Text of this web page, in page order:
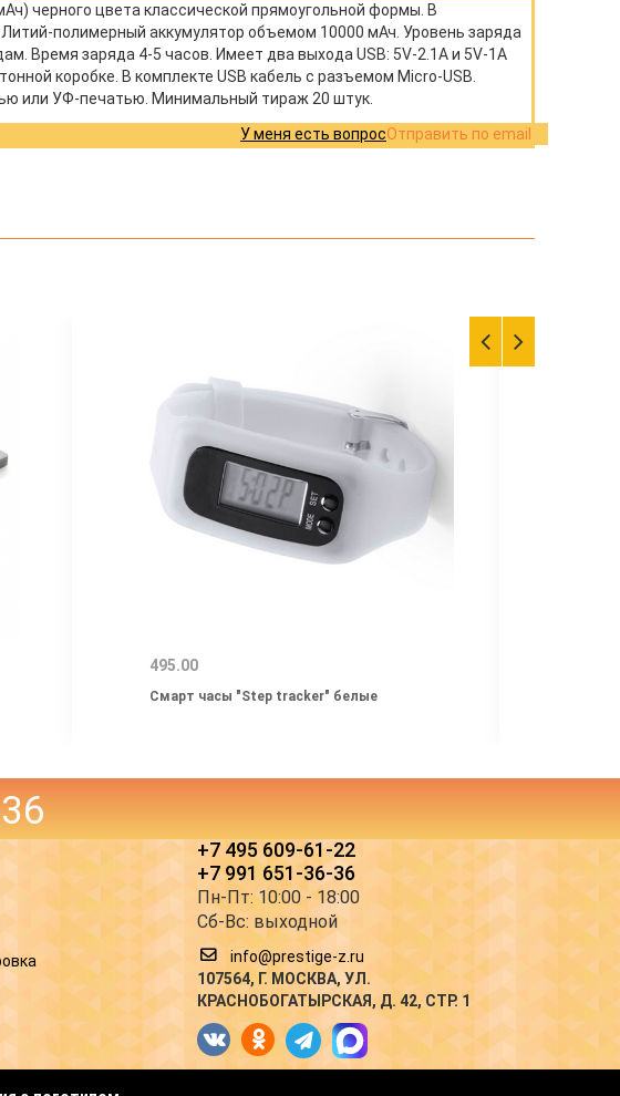
черного цвета классической прямоугольной формы. В
полимерный аккумулятор объемом 10000 мАч. Уровень заряда
Время заряда 4-5 часов. Имеет два выхода USB: 5V-2.1A и 5V-1A
коробке. В комплекте USB кабель с разъемом Micro-USB.
или УФ-печатью. Минимальный тираж 20 штук.
Отправить по email
У меня есть вопрос
495.00
Смарт часы "Step tracker" белые
+7 495 609-61-22
+7 991 651-36-36
Пн-Пт: 10:00 - 18:00
Сб-Вс: выходной
info@prestige-z.ru
107564, Г. МОСКВА, УЛ.
КРАСНОБОГАТЫРСКАЯ, Д. 42, СТР. 1